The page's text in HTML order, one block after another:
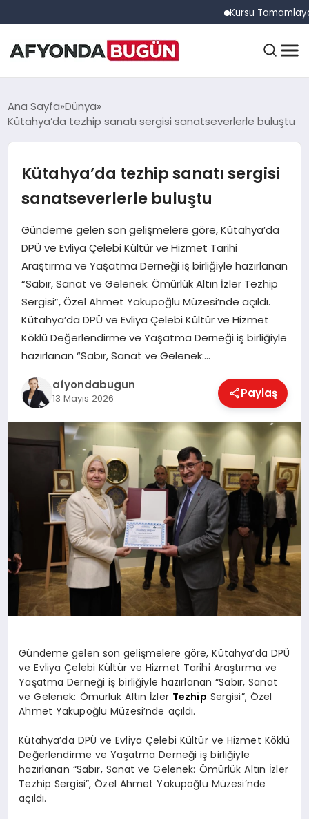
Kursu Tamamlayan
ANASAYFA
EĞITIM
EKONOMI
MAGAZIN
SAĞLIK
SPOR
YAŞAM
Ana Sayfa Dünya
Kütahya’da tezhip sanatı sergisi sanatseverlerle buluştu
Kütahya’da tezhip sanatı sergisi
sanatseverlerle buluştu
Gündeme gelen son gelişmelere göre, Kütahya’da
DPÜ ve Evliya Çelebi Kültür ve Hizmet Tarihi
Araştırma ve Yaşatma Derneği iş birliğiyle hazırlanan
“Sabır, Sanat ve Gelenek: Ömürlük Altın İzler Tezhip
Sergisi”, Özel Ahmet Yakupoğlu Müzesi’nde açıldı.
Kütahya’da DPÜ ve Evliya Çelebi Kültür ve Hizmet
Köklü Değerlendirme ve Yaşatma Derneği iş birliğiyle
hazırlanan “Sabır, Sanat ve Gelenek:…
afyondabugun
13 Mayıs 2026 Paylaş
Gündeme gelen son gelişmelere göre, Kütahya’da DPÜ
ve Evliya Çelebi Kültür ve Hizmet Tarihi Araştırma ve
Yaşatma Derneği iş birliğiyle hazırlanan “Sabır, Sanat
ve Gelenek: Ömürlük Altın İzler Tezhip Sergisi”, Özel
Ahmet Yakupoğlu Müzesi’nde açıldı.
Kütahya’da DPÜ ve Evliya Çelebi Kültür ve Hizmet Köklü
Değerlendirme ve Yaşatma Derneği iş birliğiyle
hazırlanan “Sabır, Sanat ve Gelenek: Ömürlük Altın İzler
Tezhip Sergisi”, Özel Ahmet Yakupoğlu Müzesi’nde
açıldı.